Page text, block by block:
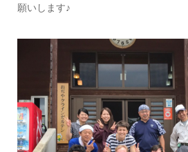
願いします♪